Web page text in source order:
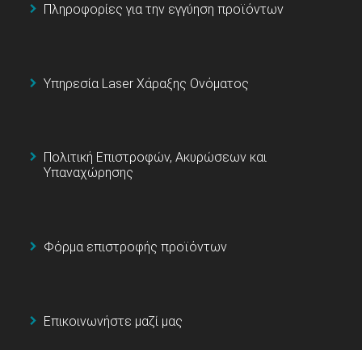
Πληροφορίες για την εγγύηση προϊόντων
Υπηρεσία Laser Χάραξης Ονόματος
Πολιτική Επιστροφών, Ακυρώσεων και
Υπαναχώρησης
Φόρμα επιστροφής προϊόντων
Επικοινωνήστε μαζί μας